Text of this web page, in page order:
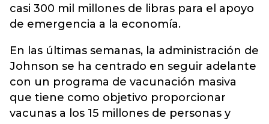
casi 300 mil millones de libras para el apoyo
de emergencia a la economía.
En las últimas semanas, la administración de
Johnson se ha centrado en seguir adelante
con un programa de vacunación masiva
que tiene como objetivo proporcionar
vacunas a los 15 millones de personas y